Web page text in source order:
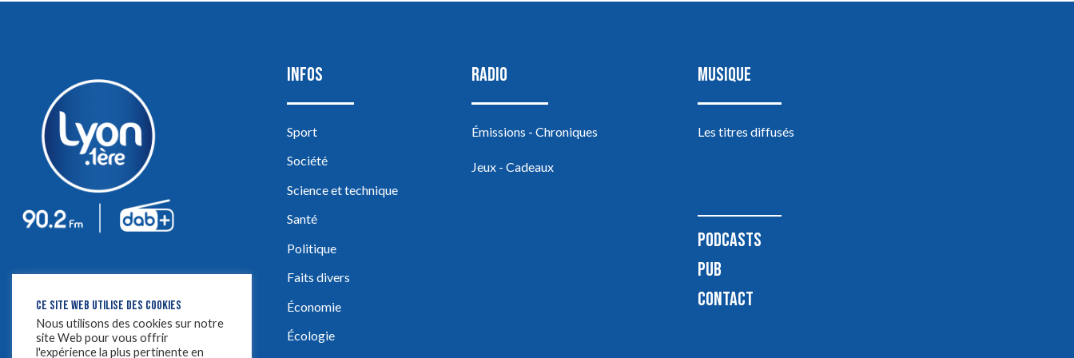
INFOS
Sport
Société
Science et technique
Santé
Politique
Faits divers
Économie
Écologie
RADIO
Émissions - Chroniques
Jeux - Cadeaux
MUSIQUE
Les titres diffusés
PODCASTS
PUB
CONTACT
CE SITE WEB UTILISE DES COOKIES
Nous utilisons des cookies sur notre
site Web pour vous offrir
l'expérience la plus pertinente en